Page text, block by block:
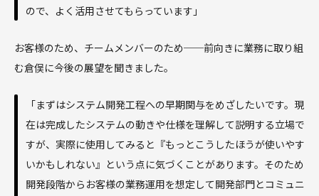
ので、よく活用させてもらっています」
お客様のため、チームメンバーのため──前向きに業務に取り組
む倉俣に今後の展望を聞きました。
「まずはシステム開発工程への早期関与をめざしたいです。現
在は完成したシステムの動きや仕様を理解して説明する立場で
すが、実際に使用してみると『もっとこうしたほうが使いやす
いかもしれない』という点に気づくことがあります。そのため
開発段階からお客様の業務運用を想定して開発部門とコミュニ